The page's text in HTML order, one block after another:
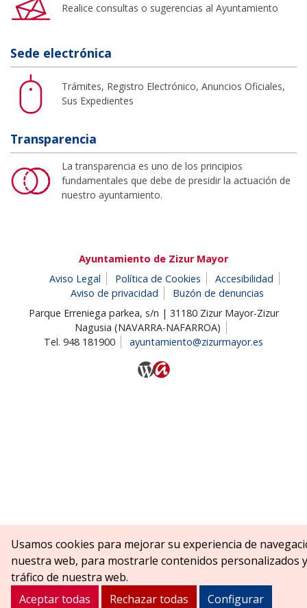
Realice consultas o sugerencias al Ayuntamiento
Sede electrónica
Trámites, Registro Electrónico, Anuncios Oficiales,
Sus Expedientes
Transparencia
La transparencia es uno de los principios
fundamentales que debe de presidir la actuación de
nuestro ayuntamiento.
Ayuntamiento de Zizur Mayor
Aviso Legal
Política de Cookies
Accesibilidad
Aviso de privacidad
Buzón de denuncias
Parque Erreniega parkea, s/n | 31180 Zizur Mayor-Zizur
Nagusia (NAVARRA-NAFARROA)
Tel. 948 181900
ayuntamiento@zizurmayor.es
Usamos cookies para mejorar su experiencia de
nuestra web, para mostrarle contenidos personalizados
tráfico de nuestra web.
Aceptar todas
Rechazar todas Configurar